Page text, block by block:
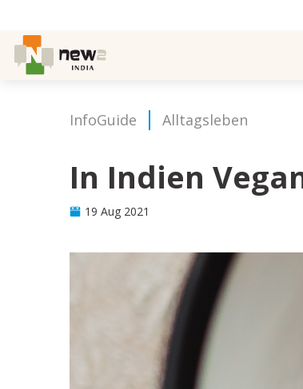
InfoGuide Alltagsleben
In Indien
19 Aug 2021